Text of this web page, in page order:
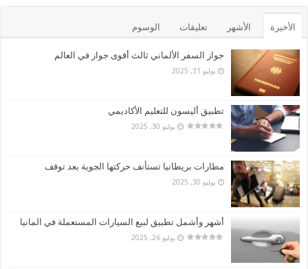
الأخيرة الأشهر تعليقات الوسوم
جواز السفر الألماني ثالث أقوى جواز في العالم
يوليو 31, 2025
تطبيق أليسون للتعليم الأكاديمي
يوليو 30, 2025
مطارات بريطانيا تستأنف حركتها الجوية بعد توقف
يوليو 30, 2025
أشهر وأشمل تطبيق لبيع السيارات المستعملة في المانيا
يوليو 26, 2025